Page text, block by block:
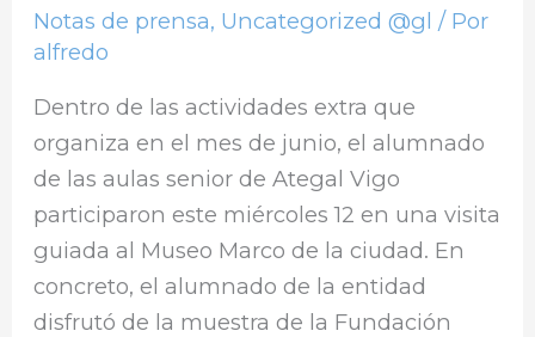
Notas de prensa, Uncategorized @gl / Por
alfredo
Dentro de las actividades extra que
organiza en el mes de junio, el alumnado
de las aulas senior de Ategal Vigo
participaron este miércoles 12 en una visita
guiada al Museo Marco de la ciudad. En
concreto, el alumnado de la entidad
disfrutó de la muestra de la Fundación